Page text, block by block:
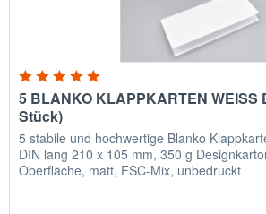
5 BLANKO KLAPPKARTEN WEISS
Stück)
5 stabile und hochwertige Blanko
DIN lang 210 x 105 mm, 350 g
Oberfläche, matt, FSC-Mix, unbedruckt